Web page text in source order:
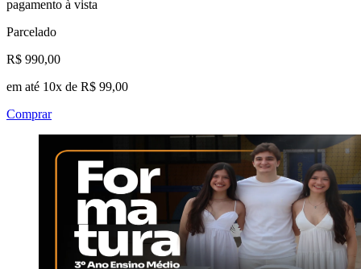
pagamento à vista
Parcelado
R$ 990,00
em até 10x de R$ 99,00
Comprar